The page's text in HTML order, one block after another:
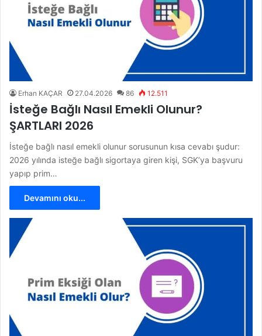
Erhan KAÇAR 27.04.2026 86 12.511
İsteğe Bağlı Nasıl Emekli Olunur?
ŞARTLARI 2026
İsteğe bağlı nasıl emekli olunur sorusunun kısa cevabı şudur:
2026 yılında isteğe bağlı sigortaya giren kişi, SGK’ya başvuru
yapıp prim…
Devamını oku...